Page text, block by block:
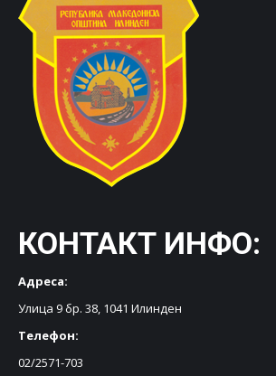
КОНТАКТ ИНФО:
Адреса:
Улица 9 бр. 38, 1041 Илинден
Телефон:
02/2571-703